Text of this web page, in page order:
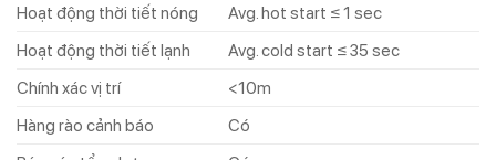
Hoạt động thời tiết nóng
Avg. hot start ≤ 1 sec
Hoạt động thời tiết lạnh
Avg. cold start ≤ 35 sec
Chính xác vị trí
<10m
Hàng rào cảnh báo
Có